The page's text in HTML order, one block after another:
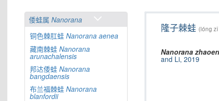
倭蛙属 Nanorana
铜色棘肛蛙 Nanorana aenea
藏南棘蛙 Nanorana
arunachalensis
邦达倭蛙 Nanorana
bangdaensis
布兰福棘蛙 Nanorana
blanfordii
隆子棘蛙 (lóng
Nanorana
and Li, 2019